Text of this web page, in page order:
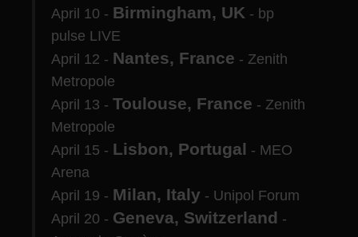
April 10 - Birmingham, UK - bp
pulse LIVE
April 12 - Nantes, France - Zenith
Metropole
April 13 - Toulouse, France - Zenith
Metropole
April 15 - Lisbon, Portugal - MEO
Arena
April 19 - Milan, Italy - Unipol Forum
April 20 - Geneva, Switzerland -